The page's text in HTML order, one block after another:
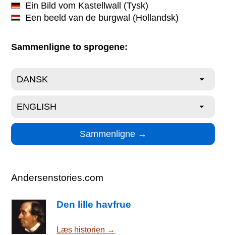
Ein Bild vom Kastellwall
(Tysk)
Een beeld van de burgwal (Hollandsk)
Sammenligne to sprogene:
Andersenstories.com
Den lille havfrue
Læs historien →